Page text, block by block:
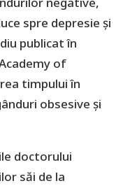
spre depresie și
publicat în
of
timpului în
obsesive și
doctorului
săi de la